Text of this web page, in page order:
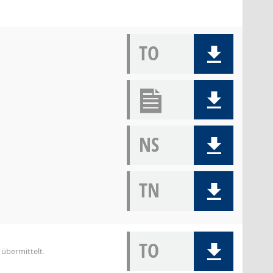
TO
NS
TN
übermittelt. TO